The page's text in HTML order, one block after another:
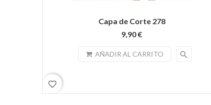
Capa de Corte 278
9,90 €
AÑADIR AL CARRITO search
favorite_border